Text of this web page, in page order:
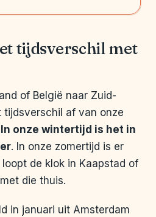
tijdsverschil met
of België naar Zuid-
af van onze
In onze wintertijd is het in
. In onze zomertijd is er
de klok in Kaapstad of
die thuis.
in januari uit Amsterdam